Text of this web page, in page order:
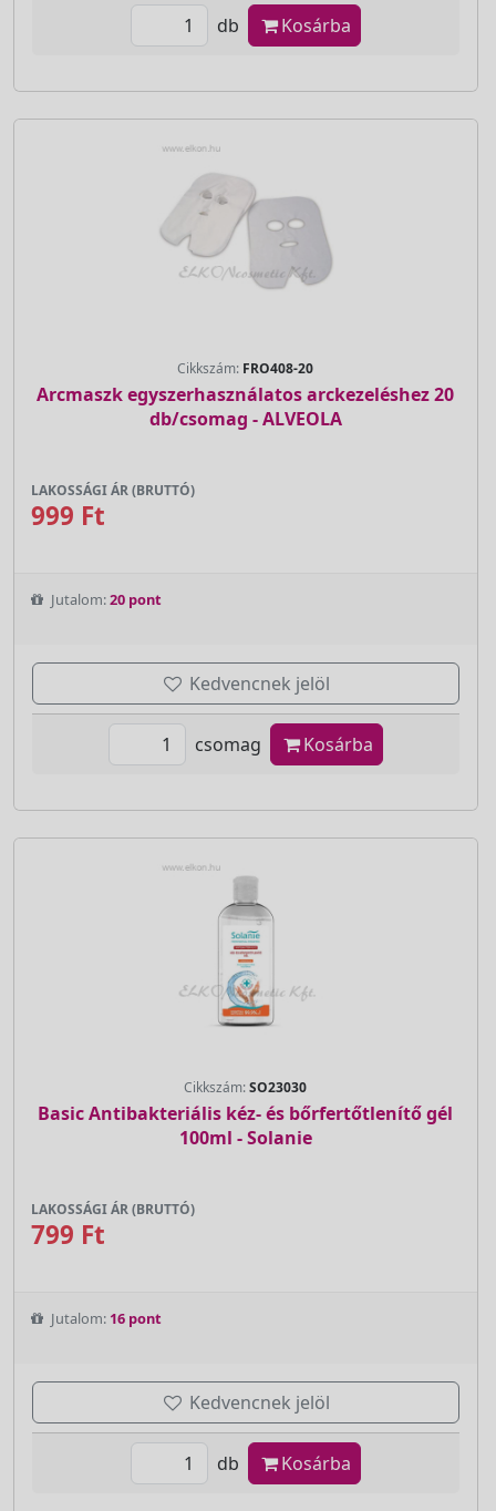
db Kosárba
Cikkszám: FRO408-20
Arcmaszk egyszerhasználatos arckezeléshez 20
db/csomag - ALVEOLA
LAKOSSÁGI ÁR (BRUTTÓ)
999 Ft
Jutalom:20 pont
Kedvencnek jelöl
csomag Kosárba
Cikkszám:SO23030
Basic Antibakteriális kéz- és bőrfertőtlenítő gél
100ml - Solanie
LAKOSSÁGI ÁR (BRUTTÓ)
799 Ft
Jutalom: 16 pont
Kedvencnek jelöl
db Kosárba